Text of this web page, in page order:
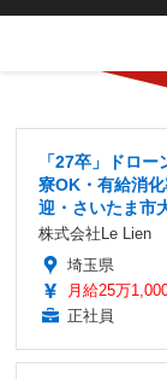
「27卒」ドロ
寮OK・有給消
迎・さいたま市
株式会社Le Lien
埼玉県
月給25万
正社員